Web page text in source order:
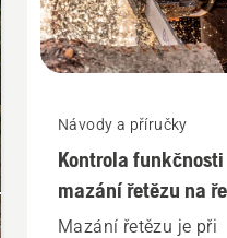
Návody a příručky
Kontrola funkčnosti
mazání řetězu na
pile
Mazání řetězu je při